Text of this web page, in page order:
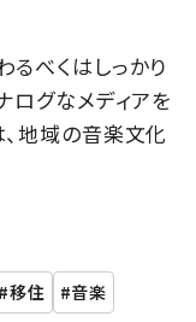
るべくはしっかり
グなメディアを
地域の音楽文化
移住 音楽